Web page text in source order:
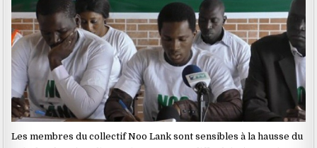
Les membres du collectif Noo Lank sont sensibles à la hausse du